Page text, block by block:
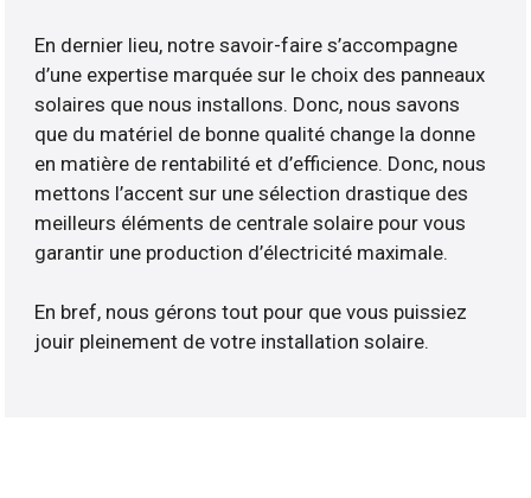
En dernier lieu, notre savoir-faire s’accompagne
d’une expertise marquée sur le choix des panneaux
solaires que nous installons. Donc, nous savons
que du matériel de bonne qualité change la donne
en matière de rentabilité et d’efficience. Donc, nous
mettons l’accent sur une sélection drastique des
meilleurs éléments de centrale solaire pour vous
garantir une production d’électricité maximale.
En bref, nous gérons tout pour que vous puissiez
jouir pleinement de votre installation solaire.